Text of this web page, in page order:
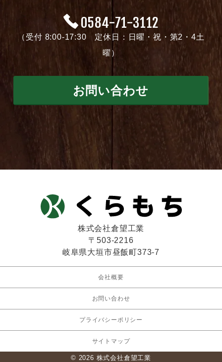
0584-71-3112
（受付 8:00-17:30 定休日：日曜・祝・第2・4土
曜）
お問い合わせ
株式会社倉望工業
〒503-2216
岐阜県大垣市昼飯町373-7
会社概要
お問い合わせ
プライバシーポリシー
サイトマップ
© 2026 株式会社倉望工業